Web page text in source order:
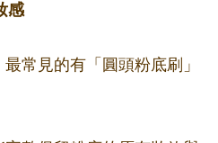
感
常見的有「圓頭粉底刷」